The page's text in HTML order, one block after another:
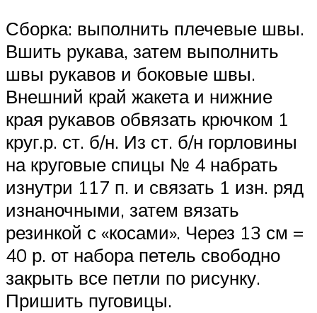
Сборка: выполнить плечевые швы.
Вшить рукава, затем выполнить
швы рукавов и боковые швы.
Внешний край жакета и нижние
края рукавов обвязать крючком 1
круг.р. ст. б/н. Из ст. б/н горловины
на круговые спицы № 4 набрать
изнутри 117 п. и связать 1 изн. ряд
изнаночными, затем вязать
резинкой с «косами». Через 13 см =
40 р. от набора петель свободно
закрыть все петли по рисунку.
Пришить пуговицы.